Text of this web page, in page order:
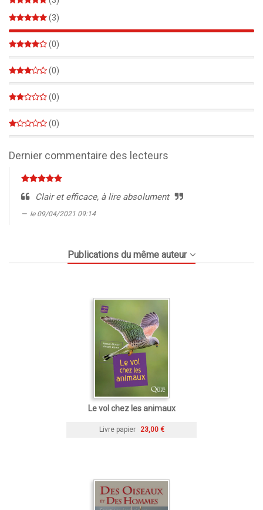
(3)
100%
(0)
(0)
(0)
(0)
Dernier commentaire des lecteurs
Clair et efficace, à lire absolument
le 09/04/2021 09:14
Publications du même auteur
Le vol chez les animaux
Livre papier 23,00 €